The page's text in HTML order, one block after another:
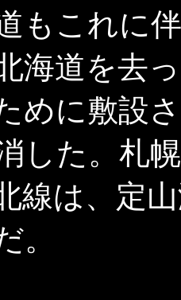
1日
廃駅を訪ねて
日沿線風景 札
駅ほかの廃止後
日日高線残照
部駅の風景動画
日廃駅を訪ねて
日
もこれに
海道を去
めに敷設
した。札
線は、定
。